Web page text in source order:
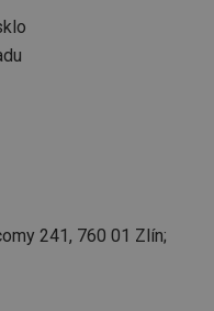
241, 760 01 Zlín;